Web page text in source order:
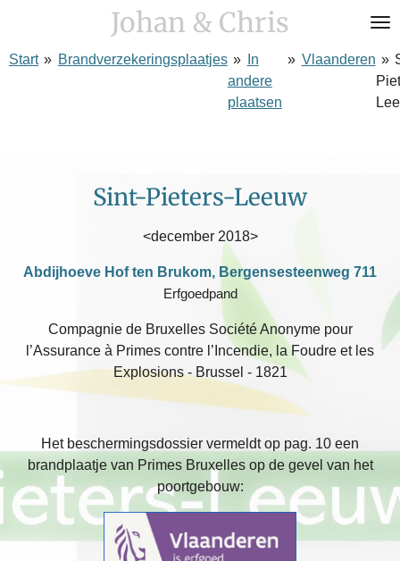
naar
Johan & Chris
Start » Brandverzekeringsplaatjes »
In
andere
plaatsen
» Vlaanderen »
Sint-Pieters-Leeuw
<december 2018>
Abdijhoeve Hof ten Brukom, Bergensesteenweg 711
Erfgoedpand
Compagnie de Bruxelles Société Anonyme pour
l’Assurance à Primes contre l’Incendie, la Foudre et les
Explosions - Brussel - 1821
Het beschermingsdossier vermeldt op pag. 10 een
brandplaatje van Primes Bruxelles op de gevel van het
poortgebouw: